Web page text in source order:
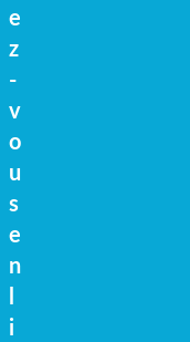
e
z
-
v
o
u
s
e
n
i